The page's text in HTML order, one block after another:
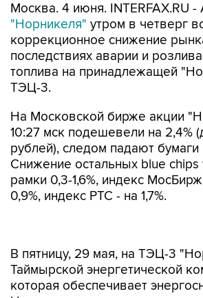
Москва. 4 июня. INTERFAX.RU -
"Норникеля" утром в четверг
коррекционное снижение
последствиях аварии и
топлива на принадлежащей
ТЭЦ-3.
На Московской бирже акции
10:27 мск подешевели на 2,4%
рублей), следом падают бумаги
Снижение остальных blue chips
рамки 0,3-1,6%, индекс
0,9%, индекс РТС - на 1,7%.
В пятницу, 29 мая, на ТЭЦ-3
Таймырской энергетической
которая обеспечивает